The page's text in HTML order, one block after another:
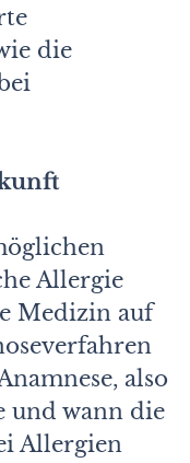
die
Allergie
Medizin auf
also
und wann die
Allergien